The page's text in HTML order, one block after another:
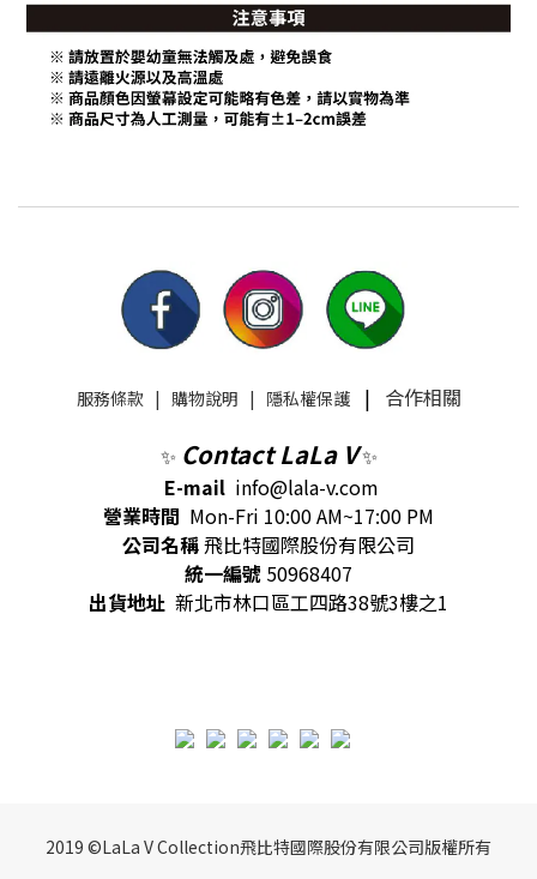
服務條款| 購物說明 | 隱私權保護| 合作相關
✨ Contact LaLa V✨
E-mail info@lala-v.com
營業時間 Mon-Fri 10:00 AM~17:00 PM
公司名稱飛比特國際股份有限公司
統一編號 50968407
出貨地址 新北市林口區工四路38號3樓之1
2019 ©LaLa V Collection飛比特國際股份有限公司版權所有